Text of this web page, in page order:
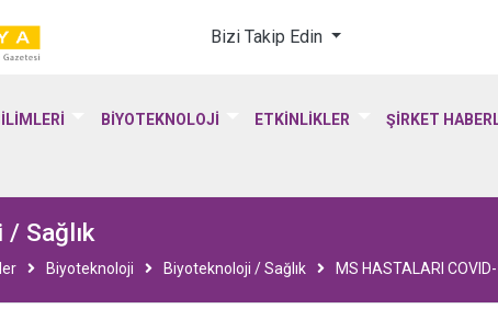
Biyoteknoloji &
Bizi Takip Edin
BİYOTEKNOLOJİ ETKİNLİKLER ŞİRKET
Sağlık
Biyoteknoloji Biyoteknoloji / Sağlık MS HASTALARI